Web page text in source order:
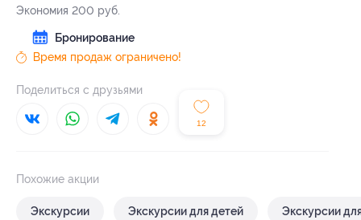
Экономия 200 руб.
12
Бронирование
Время продаж ограничено!
Поделиться с друзьями
Похожие акции
Экскурсии Экскурсии для детей Экскурсии